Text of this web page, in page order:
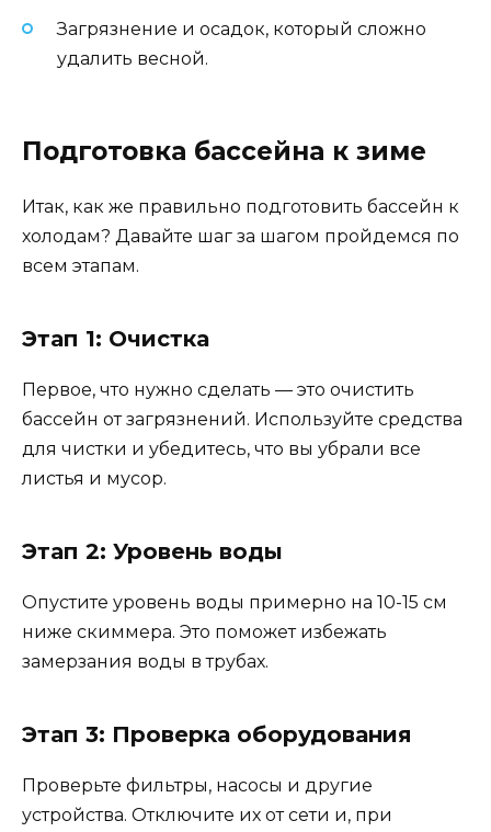
Загрязнение и осадок, который сложно
удалить весной.
Подготовка бассейна к зиме
Итак, как же правильно подготовить бассейн к
холодам? Давайте шаг за шагом пройдемся по
всем этапам.
Этап 1: Очистка
Первое, что нужно сделать — это очистить
бассейн от загрязнений. Используйте средства
для чистки и убедитесь, что вы убрали все
листья и мусор.
Этап 2: Уровень воды
Опустите уровень воды примерно на 10-15 см
ниже скиммера. Это поможет избежать
замерзания воды в трубах.
Этап 3: Проверка оборудования
Проверьте фильтры, насосы и другие
устройства. Отключите их от сети и, при